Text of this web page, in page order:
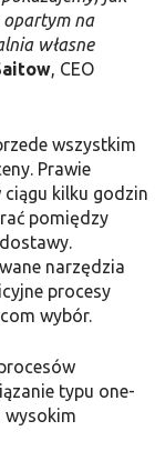
opartym na
własne
, CEO
wszystkim
Prawie
kilku godzin
pomiędzy
narzędzia
procesy
wybór.
typu one-
wysokim